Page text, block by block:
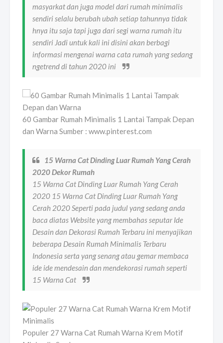
masyarkat dan juga model dari rumah minimalis
sendiri selalu berubah ubah setiap tahunnya tidak
hnya itu saja tapi juga dari segi warna rumah itu
sendiri Jadi untuk kali ini disini akan berbagi
informasi mengenai warna cata rumah yang sedang
ngetrend di tahun 2020 ini
60 Gambar Rumah Minimalis 1 Lantai Tampak Depan
dan Warna Sumber : www.pinterest.com
15 Warna Cat Dinding Luar Rumah Yang Cerah
2020 Dekor Rumah
15 Warna Cat Dinding Luar Rumah Yang Cerah
2020 15 Warna Cat Dinding Luar Rumah Yang
Cerah 2020 Seperti pada judul yang sedang anda
baca diatas Website yang membahas seputar Ide
Desain dan Dekorasi Rumah Terbaru ini menyajikan
beberapa Desain Rumah Minimalis Terbaru
Indonesia serta yang senang atau gemar membaca
ide ide mendesain dan mendekorasi rumah seperti
15 Warna Cat
Populer 27 Warna Cat Rumah Warna Krem Motif